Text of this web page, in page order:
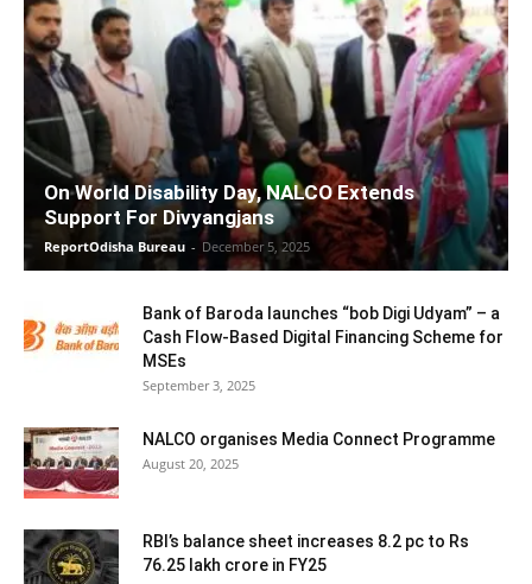
On World Disability Day, NALCO Extends
Support For Divyangjans
ReportOdisha Bureau - December 5, 2025
Bank of Baroda launches “bob Digi Udyam” – a
Cash Flow-Based Digital Financing Scheme for
MSEs
September 3, 2025
NALCO organises Media Connect Programme
August 20, 2025
RBI’s balance sheet increases 8.2 pc to Rs
76.25 lakh crore in FY25